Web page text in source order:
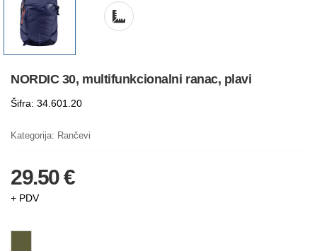
NORDIC 30, multifunkcionalni ranac, plavi
Šifra: 34.601.20
Kategorija: Rančevi
29.50 €
+ PDV